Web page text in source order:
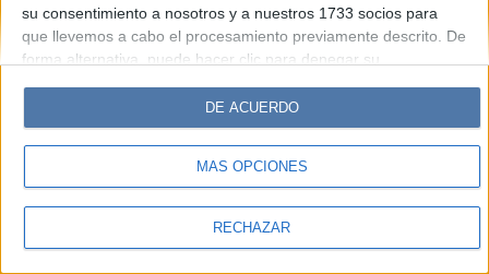
su consentimiento a nosotros y a nuestros 1733 socios para
que llevemos a cabo el procesamiento previamente descrito. De
forma alternativa, puede hacer clic para denegar su
cambiar sus preferencias antes de otorgar su consentimiento.
Tenga en cuenta que algún procesamiento de sus datos
personales puede no requerir de su consentimiento, pero usted
tiene el derecho de rechazar tal procesamiento. Sus
sus preferencias o retirar su consentimiento en cualquier
MÁS OPCIONES
RECHAZAR
DE ACUERDO